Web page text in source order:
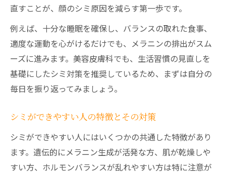
直すことが、顔のシミ原因を減らす第一歩です。
例えば、十分な睡眠を確保し、バランスの取れた食事、
適度な運動を心がけるだけでも、メラニンの排出がスム
ーズに進みます。美容皮膚科でも、生活習慣の見直しを
基礎にしたシミ対策を推奨しているため、まずは自分の
毎日を振り返ってみましょう。
シミができやすい人の特徴とその対策
シミができやすい人にはいくつかの共通した特徴があり
ます。遺伝的にメラニン生成が活発な方、肌が乾燥しや
すい方、ホルモンバランスが乱れやすい方は特に注意が